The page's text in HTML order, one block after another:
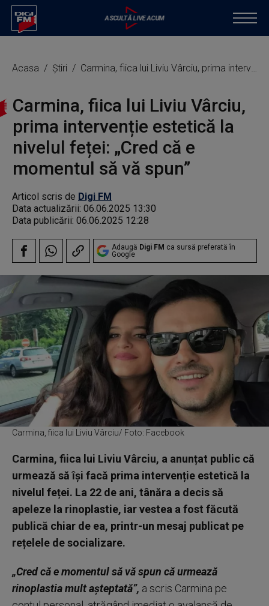
Acasa Știri Carmina, fiica lui Liviu Vârciu, prima intervenție estetică la nivelul feței: „Cred că e momentul să vă spun”
Carmina, fiica lui Liviu Vârciu,
prima intervenție estetică la
nivelul feței: „Cred că e
momentul să vă spun”
Articol scris de Digi FM
Data actualizării: 06.06.2025 13:30
Data publicării: 06.06.2025 12:28
Adaugă Digi FM ca sursă preferată în
Google
Carmina, fiica lui Liviu Vârciu/ Foto: Facebook
Carmina, fiica lui Liviu Vârciu, a anunțat public că
urmează să își facă prima intervenție estetică la
nivelul feței. La 22 de ani, tânăra a decis să
apeleze la rinoplastie, iar vestea a fost făcută
publică chiar de ea, printr-un mesaj publicat pe
rețelele de socializare.
„Cred că e momentul să vă spun că urmează
rinoplastia mult așteptată”, a scris Carmina pe